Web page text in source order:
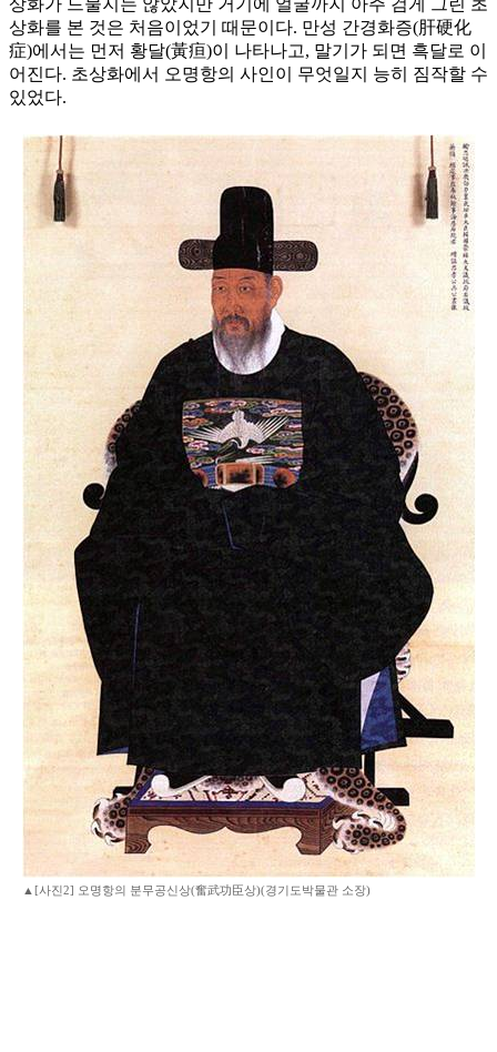
상화가 드물지는 않았지만 거기에 얼굴까지 아주 검게 그린 초
상화를 본 것은 처음이었기 때문이다. 만성 간경화증(肝硬化
症)에서는 먼저 황달(黃疸)이 나타나고, 말기가 되면 흑달로 이
어진다. 초상화에서 오명항의 사인이 무엇일지 능히 짐작할 수
있었다.
▲[사진2] 오명항의 분무공신상(奮武功臣상)(경기도박물관 소장)